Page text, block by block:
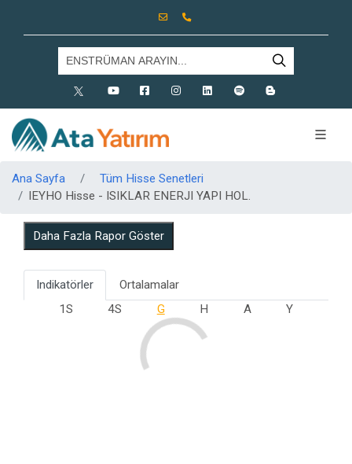
X Youtube FacebookInstagramLinkedinSpotify
Ana Sayfa
Tüm Hisse Senetleri
IEYHO Hisse - ISIKLAR ENERJI YAPI HOL.
Daha Fazla Rapor Göster
Indikatörler
Ortalamalar
1S
4S G H A Y